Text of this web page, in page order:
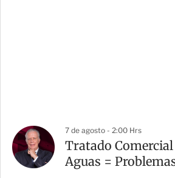
7 de agosto - 2:00 Hrs
Tratado
Aguas =